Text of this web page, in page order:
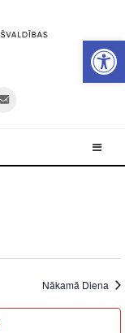
Nākamā Diena